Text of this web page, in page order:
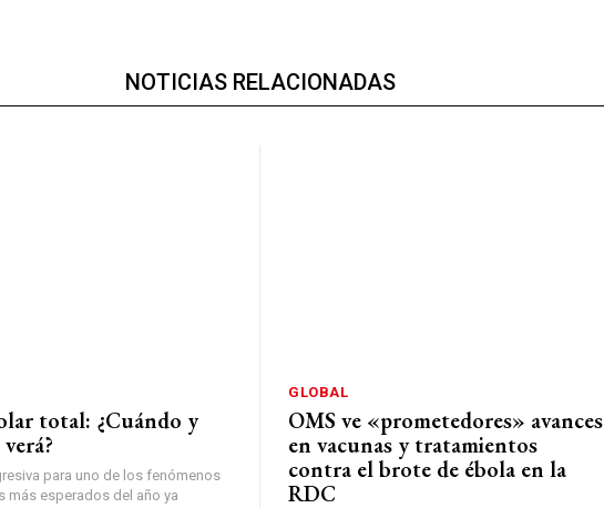
NOTICIAS RELACIONADAS
total: ¿Cuándo y
para uno de los fenómenos
más esperados del año ya
GLOBAL
OMS ve «prometedores» avances
en vacunas y tratamientos
contra el brote de ébola en la
RDC